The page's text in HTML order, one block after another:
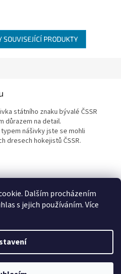
Dalším procházením
s jejich používáním. Více
PRODUKTY
státního znaku bývalé ČSSR
důrazem na detail.
nášivky jste se mohli
dresech hokejistů ČSSR.
na Šumavě VZORNÝ VOJÁK
Shoptet